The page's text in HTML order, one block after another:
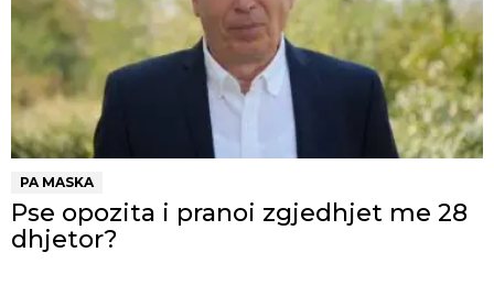
PA MASKA
Pse opozita i pranoi zgjedhjet me 28
dhjetor?